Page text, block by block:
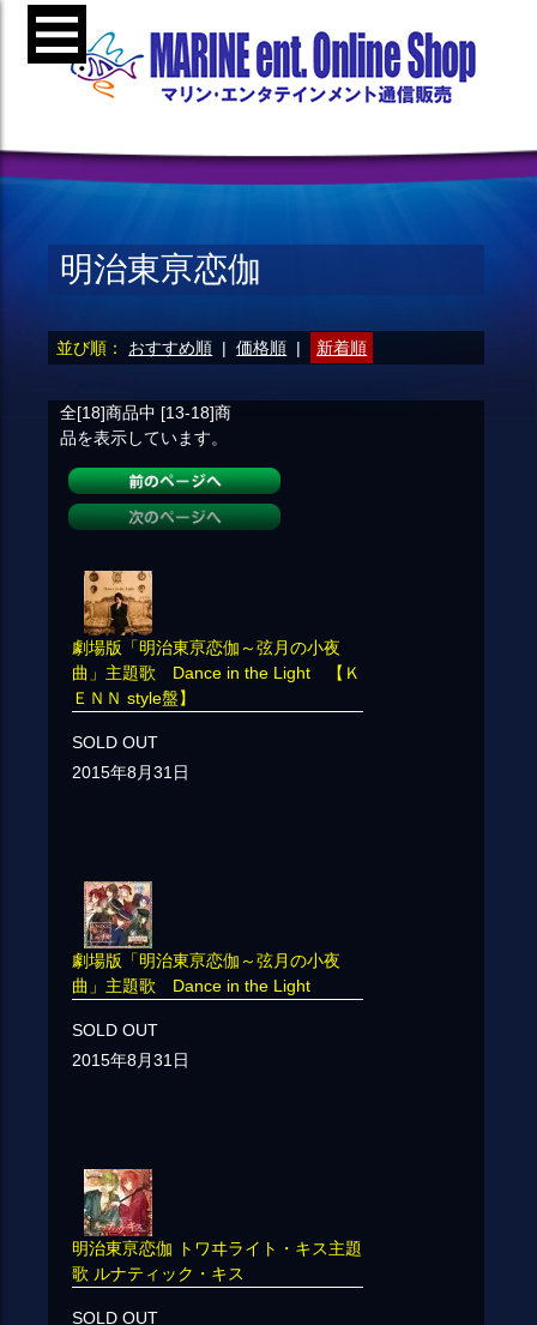
明治東亰恋伽
並び順： おすすめ順 |価格順 | 新着順
全[18]商品中 [13-18]商
品を表示しています。
劇場版「明治東亰恋伽～弦月の小夜
曲」主題歌 Dance in the Light 【Ｋ
ＥＮＮ style盤】
SOLD OUT
2015年8月31日
劇場版「明治東亰恋伽～弦月の小夜
曲」主題歌 Dance in the Light
SOLD OUT
2015年8月31日
明治東亰恋伽 トワヰライト・キス主題
歌 ルナティック・キス
SOLD OUT